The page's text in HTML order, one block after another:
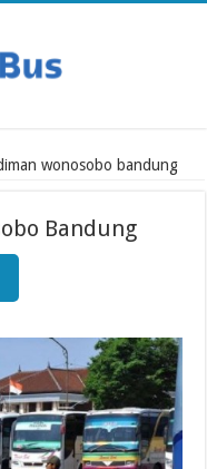
wonosobo bandung
Bandung